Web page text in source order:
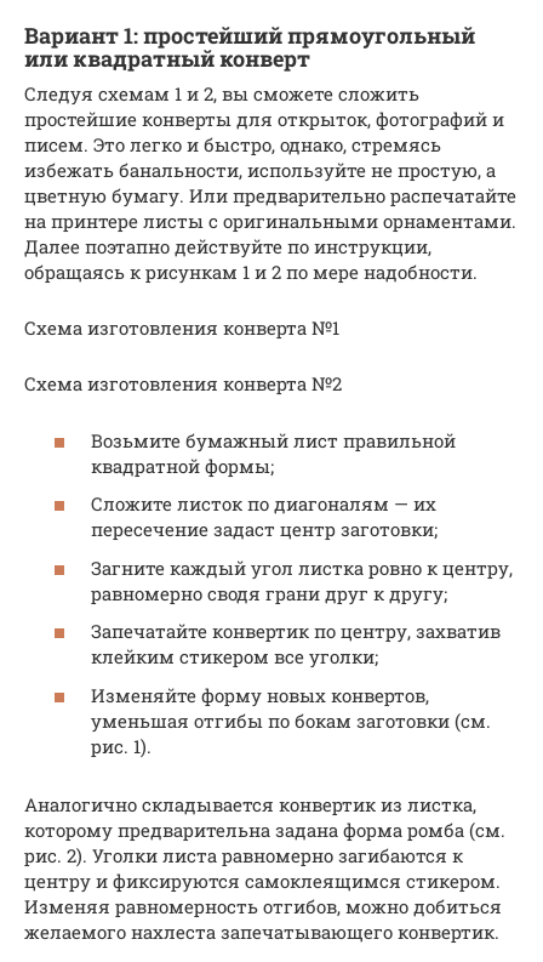
Вариант 1: простейший прямоугольный
или квадратный конверт
Следуя схемам 1 и 2, вы сможете сложить
простейшие конверты для открыток, фотографий и
писем. Это легко и быстро, однако, стремясь
избежать банальности, используйте не простую, а
цветную бумагу. Или предварительно распечатайте
на принтере листы с оригинальными орнаментами.
Далее поэтапно действуйте по инструкции,
обращаясь к рисункам 1 и 2 по мере надобности.
Схема изготовления конверта №1
Схема изготовления конверта №2
Возьмите бумажный лист правильной
квадратной формы;
Сложите листок по диагоналям — их
пересечение задаст центр заготовки;
Загните каждый угол листка ровно к центру,
равномерно сводя грани друг к другу;
Запечатайте конвертик по центру, захватив
клейким стикером все уголки;
Изменяйте форму новых конвертов,
уменьшая отгибы по бокам заготовки (см.
рис. 1).
Аналогично складывается конвертик из листка,
которому предварительна задана форма ромба (см.
рис. 2). Уголки листа равномерно загибаются к
центру и фиксируются самоклеящимся стикером.
Изменяя равномерность отгибов, можно добиться
желаемого нахлеста запечатывающего конвертик.